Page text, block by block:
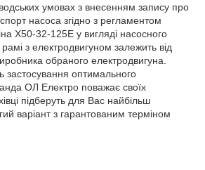
умовах з внесенням запису про
насоса згідно з регламентом
Х50-32-125Е у вигляді насосного
рамі з електродвигуном залежить від
обраного електродвигуна.
застосування оптимального
ОЛ Електро поважає своїх
підберуть для Вас найбільш
варіант з гарантованим терміном